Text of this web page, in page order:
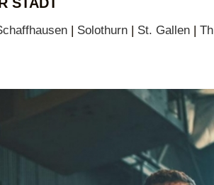
| Solothurn | St. Gallen |